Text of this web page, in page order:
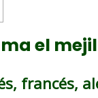
el
francés,